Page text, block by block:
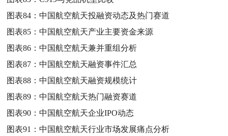
图表84：中国航空航天投融资动态及热门赛道
图表85：中国航空航天产业主要资金来源
图表86：中国航空航天兼并重组分析
图表87：中国航空航天融资事件汇总
图表88：中国航空航天融资规模统计
图表89：中国航空航天热门融资赛道
图表90：中国航空航天企业IPO动态
图表91：中国航空航天行业市场发展痛点分析